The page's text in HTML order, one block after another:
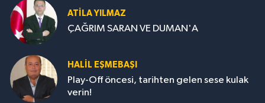
ATILA YILMAZ
ÇAĞRIM SARAN VE DUMAN'A
HALIL EŞMEBAŞI
Play-Off öncesi, tarihten gelen sese kulak
verin!